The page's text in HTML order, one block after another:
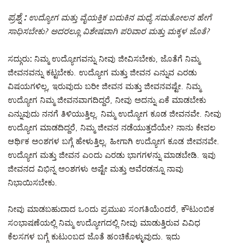
ಪ್ರಶ್ನೆ : ಉದ್ಯೋಗ ಮತ್ತು ವೈಯಕ್ತಿಕ ಬದುಕಿನ ಮಧ್ಯೆ ಸಮತೋಲನ ಹೇಗೆ
ಸಾಧಿಸಬೇಕು? ಅದರಲ್ಲೂ ವಿಶೇಷವಾಗಿ ಪರಿವಾರ ಮತ್ತು ಮಕ್ಕಳ ಜೊತೆ?
ಸದ್ಗುರು: ನಿಮ್ಮ ಉದ್ಯೋಗವನ್ನು ನೀವು ಜೀವಿಸಬೇಕು, ಜೊತೆಗೆ ನಿಮ್ಮ
ಜೀವನವನ್ನು ಕಟ್ಟಬೇಕು. ಉದ್ಯೋಗ ಮತ್ತು ಜೀವನ ಎನ್ನುವ ಎರಡು
ವಿಷಯಗಳಿಲ್ಲ, ಇರುವುದು ಬರೀ ಜೀವನ ಮತ್ತು ಜೀವನವಷ್ಟೇ. ನಿಮ್ಮ
ಉದ್ಯೋಗ ನಿಮ್ಮ ಜೀವನವಾಗದಿದ್ದರೆ, ನೀವು ಅದನ್ನು ಏಕೆ ಮಾಡಬೇಕು
ಎನ್ನುವುದು ನನಗೆ ತಿಳಿಯುತ್ತಿಲ್ಲ. ನಿಮ್ಮ ಉದ್ಯೋಗ ಕೂಡ ಜೀವನವೇ. ನೀವು
ಉದ್ಯೋಗ ಮಾಡದಿದ್ದರೆ, ನಿಮ್ಮ ಜೀವನ ನಡೆಯುತ್ತದೆಯೇ? ನಾನು ಕೇವಲ
ಆರ್ಥಿಕ ಅಂಶಗಳ ಬಗ್ಗೆ ಹೇಳುತ್ತಿಲ್ಲ. ಹೀಗಾಗಿ ಉದ್ಯೋಗ ಕೂಡ ಜೀವನವೇ.
ಉದ್ಯೋಗ ಮತ್ತು ಜೀವನ ಎಂದು ಎರಡು ಭಾಗಗಳನ್ನು ಮಾಡಬೇಡಿ. ಇವು
ಜೀವನದ ವಿಭಿನ್ನ ಅಂಶಗಳು ಅಷ್ಟೇ ಮತ್ತು ಅವೆರಡನ್ನೂ ನಾವು
ನಿಭಾಯಿಸಬೇಕು.
ನೀವು ಮಾಡಬಹುದಾದ ಒಂದು ಪ್ರಮುಖ ಸಂಗತಿಯೆಂದರೆ, ಕೌಟುಂಬಿಕ
ಸಂಭಾಷಣೆಯಲ್ಲಿ ನಿಮ್ಮ ಉದ್ಯೋಗದಲ್ಲಿ ನೀವು ಮಾಡುತ್ತಿರುವ ವಿವಿಧ
ಕೆಲಸಗಳ ಬಗ್ಗೆ ಕುಟುಂಬದ ಜೊತೆ ಹಂಚಿಕೊಳ್ಳುವುದು. ಇದು